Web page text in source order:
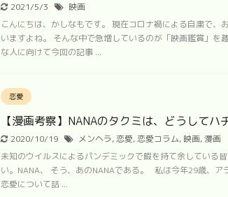
2021/5/3
映画
こんにちは、かしなもです。 現在コロナ禍による自粛で、
いますよね。 そんな中で急増しているのが「映画鑑賞」を
な人に向けて今回の記事 ...
恋愛
【漫画考察】NANAのタクミは、どうしてハ
2020/10/19 メンヘラ,恋愛,恋愛コラム, 映画,漫画
未知のウイルスによるパンデミックで暇を持て余している
い。NANA、 そう、あのNANAである。 私は今年29歳、ア
恋愛について話 ...